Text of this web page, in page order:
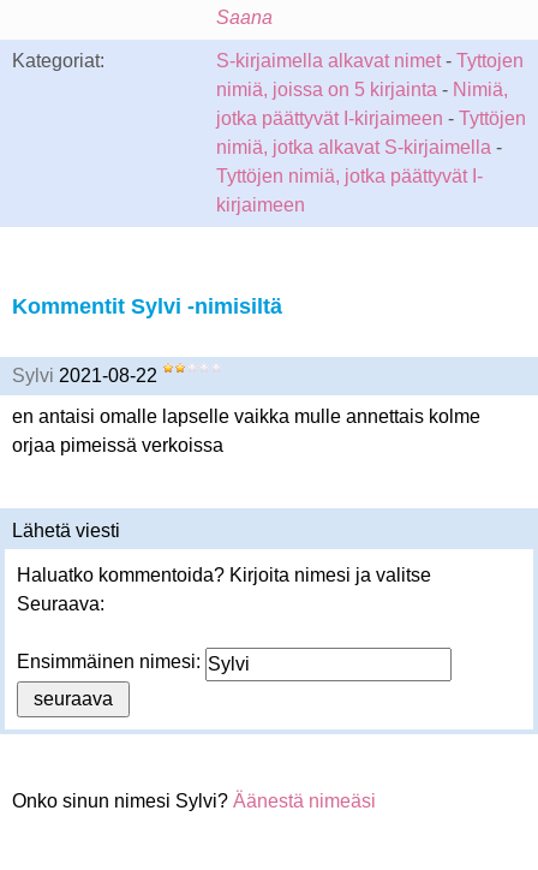
Saana
Kategoriat: S-kirjaimella alkavat nimet- Tyttojen
nimiä, joissa on 5 kirjainta - Nimiä,
jotka päättyvät I-kirjaimeen - Tyttöjen
nimiä, jotka alkavat S-kirjaimella -
Tyttöjen nimiä, jotka päättyvät I-
kirjaimeen
Kommentit Sylvi -nimisiltä
Sylvi 2021-08-22
en antaisi omalle lapselle vaikka mulle annettais kolme
orjaa pimeissä verkoissa
Lähetä viesti
Haluatko kommentoida? Kirjoita nimesi ja valitse
Seuraava:
Ensimmäinen nimesi:
Onko sinun nimesi Sylvi? Äänestä nimeäsi